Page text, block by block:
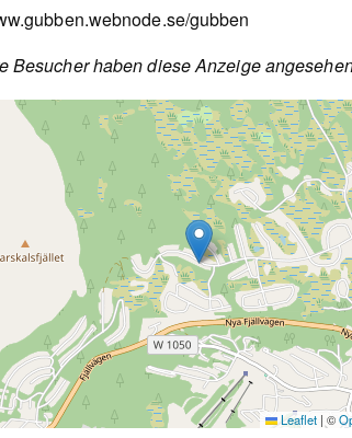
gubben
Besucher haben diese Anzeige
Leaflet | ©